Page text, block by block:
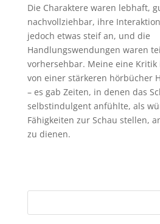
Die Charaktere waren lebhaft,
nachvollziehbar, ihre
jedoch etwas steif an, und die
Handlungswendungen waren
vorhersehbar. Meine eine Kritik
von einer stärkeren hörbücher
– es gab Zeiten, in denen das
selbstindulgent anfühlte, als
Fähigkeiten zur Schau stellen,
zu dienen.